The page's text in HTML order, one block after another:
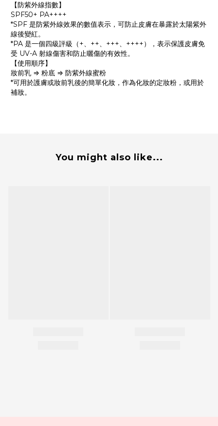
【防紫外線指數】
SPF50+ PA++++
*SPF 是防紫外線效果的數值表示，可防止皮膚在暴露於太陽紫外
線後變紅。
*PA 是一個四級評級（+、++、+++、++++），表示保護皮膚免
受 UV-A 射線傷害和防止曬傷的有效性。
【使用順序】
妝前乳 ⇒ 粉底 ⇒ 防紫外線蜜粉
*可用於護膚或妝前乳後的簡單化妝，作為化妝的定妝粉，或用於
補妝。
You might also like...